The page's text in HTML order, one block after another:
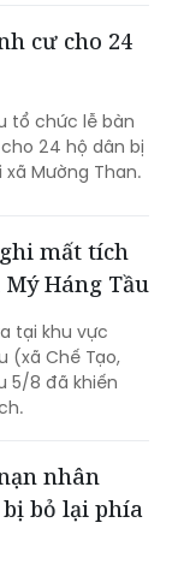
cư cho 24
tổ chức lễ bàn
24 hộ dân bị
Mường Than.
mất tích
Háng Tầu
tại khu vực
(xã Chế Tạo,
5/8 đã khiến
nhân
bị bỏ lại phía